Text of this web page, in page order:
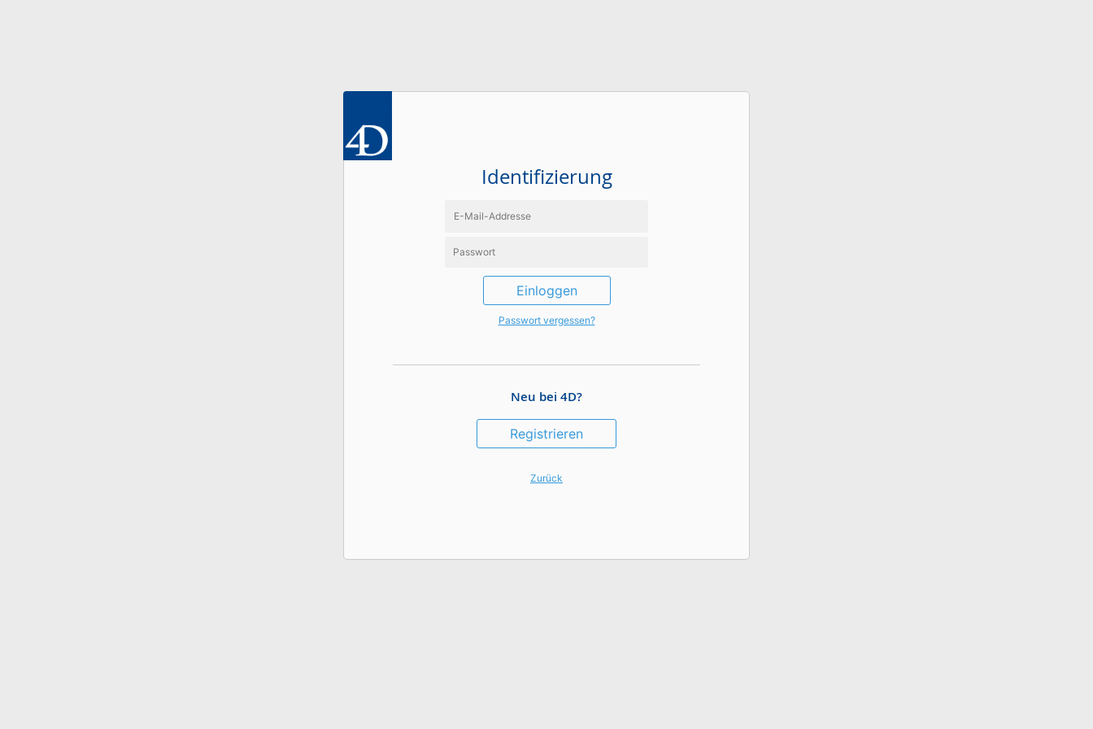
Identifizierung
Einloggen
Passwort vergessen?
Neu bei 4D?
Registrieren
Zurück